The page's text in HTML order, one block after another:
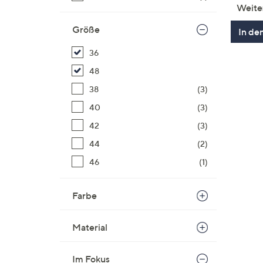
Größe
36
48
38
(3)
40
(3)
42
(3)
44
(2)
46
(1)
Farbe
Material
Im Fokus
In